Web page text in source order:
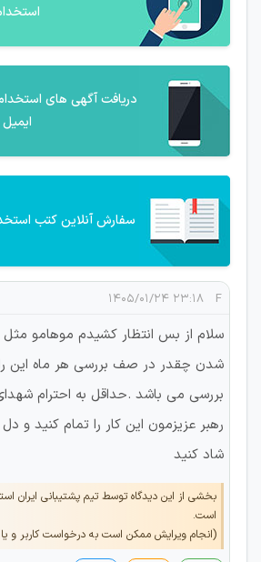
دریافت آگهی های
ایمیل
سفارش آنلاین کتب
F ۲۳:۱۸ ۱۴۰۵/۰۱/۲۴
سلام از بس انتظار کشیدم موهامو
شدن چقدر در صف بررسی هر ماه این
بررسی می باشد .حداقل به احترام
رهبر عزیزمون این کار را تمام کنید و
شاد کنید
بخشی از این دیدگاه توسط تیم پشتیبانی ایران
است.
(انجام ویرایش ممکن است به درخواست کاربر و یا